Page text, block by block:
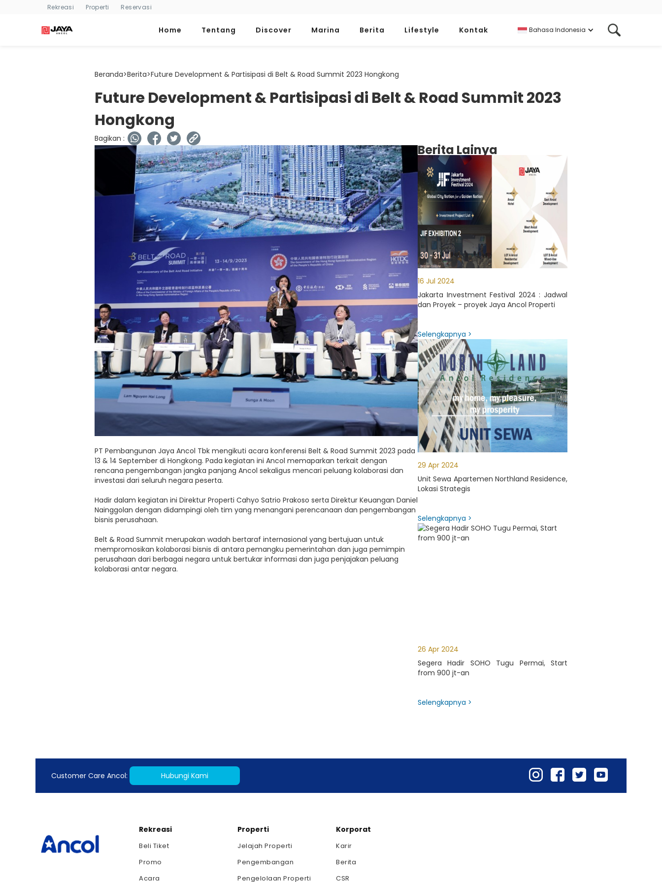
Rekreasi Properti Reservasi
Home Tentang Discover Marina Berita Lifestyle Kontak Bahasa Indonesia
Beranda>Berita>Future Development & Partisipasi di Belt & Road Summit 2023 Hongkong
Future Development & Partisipasi di Belt & Road Summit 2023
Hongkong
Bagikan :
PT Pembangunan Jaya Ancol Tbk mengikuti acara konferensi Belt & Road Summit 2023 pada
13 & 14 September di Hongkong. Pada kegiatan ini Ancol memaparkan terkait dengan
rencana pengembangan jangka panjang Ancol sekaligus mencari peluang kolaborasi dan
investasi dari seluruh negara peserta.
Hadir dalam kegiatan ini Direktur Properti Cahyo Satrio Prakoso serta Direktur Keuangan Daniel
Nainggolan dengan didampingi oleh tim yang menangani perencanaan dan pengembangan
bisnis perusahaan.
Belt & Road Summit merupakan wadah bertaraf internasional yang bertujuan untuk
mempromosikan kolaborasi bisnis di antara pemangku pemerintahan dan juga pemimpin
perusahaan dari berbagai negara untuk bertukar informasi dan juga penjajakan peluang
kolaborasi antar negara.
Berita Lainya
16 Jul 2024
Jakarta Investment Festival 2024 : Jadwal
dan Proyek – proyek Jaya Ancol Properti
Selengkapnya >
29 Apr 2024
Unit Sewa Apartemen Northland Residence,
Lokasi Strategis
Selengkapnya >
26 Apr 2024
Segera Hadir SOHO Tugu Permai, Start
from 900 jt-an
Selengkapnya >
Customer Care Ancol: Hubungi Kami
Rekreasi
Beli Tiket
Promo
Acara
Properti
Jelajah Properti
Pengembangan
Pengelolaan Properti
Korporat
Karir
Berita
CSR